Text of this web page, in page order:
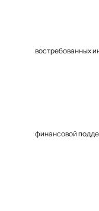
востребованных
финансовой